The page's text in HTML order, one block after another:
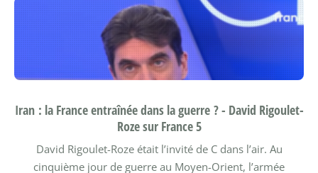
Iran : la France entraînée dans la guerre ? - David Rigoulet-
Roze sur France 5
David Rigoulet-Roze était l’invité de C dans l’air. Au
cinquième jour de guerre au Moyen-Orient, l’armée